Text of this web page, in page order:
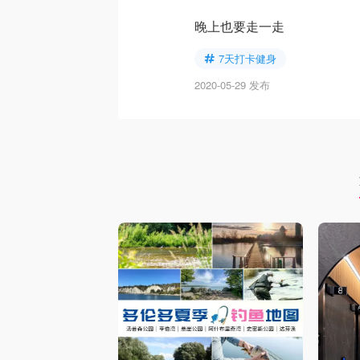
晚上也要走一走
7天打卡健身
2020-05-29 发布